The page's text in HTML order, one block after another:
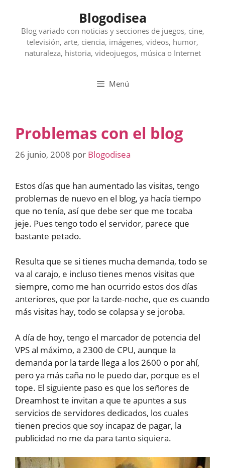
contenido
Blogodisea
Blog variado con noticias y secciones de juegos, cine,
televisión, arte, ciencia, imágenes, videos, humor,
naturaleza, historia, videojuegos, música o Internet
Menú
Problemas con el blog
26 junio, 2008 por Blogodisea
Estos días que han aumentado las visitas, tengo
problemas de nuevo en el blog, ya hacía tiempo
que no tenía, así que debe ser que me tocaba
jeje. Pues tengo todo el servidor, parece que
bastante petado.
Resulta que se si tienes mucha demanda, todo se
va al carajo, e incluso tienes menos visitas que
siempre, como me han ocurrido estos dos días
anteriores, que por la tarde-noche, que es cuando
más visitas hay, todo se colapsa y se joroba.
A día de hoy, tengo el marcador de potencia del
VPS al máximo, a 2300 de CPU, aunque la
demanda por la tarde llega a los 2600 o por ahí,
pero ya más caña no le puedo dar, porque es el
tope. El siguiente paso es que los señores de
Dreamhost te invitan a que te apuntes a sus
servicios de servidores dedicados, los cuales
tienen precios que soy incapaz de pagar, la
publicidad no me da para tanto siquiera.